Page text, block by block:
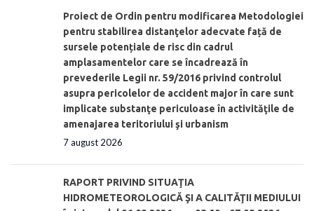
Proiect de Ordin pentru modificarea Metodologiei
pentru stabilirea distanţelor adecvate față de
sursele potențiale de risc din cadrul
amplasamentelor care se încadrează în
prevederile Legii nr. 59/2016 privind controlul
asupra pericolelor de accident major în care sunt
implicate substanţe periculoase în activităţile de
amenajarea teritoriului şi urbanism
7 august 2026
RAPORT PRIVIND SITUAŢIA
HIDROMETEOROLOGICĂ ŞI A CALITĂŢII MEDIULUI